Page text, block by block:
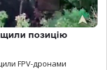
позицію
FPV-дронами